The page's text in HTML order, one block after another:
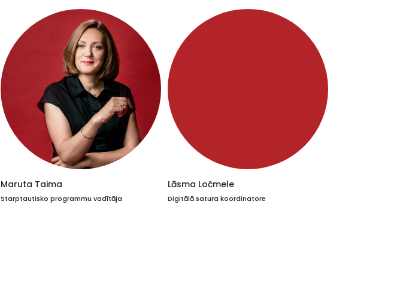
Maruta Taima
Starptautisko programmu vadītāja
Lāsma Ločmele
Digitālā satura koordinatore